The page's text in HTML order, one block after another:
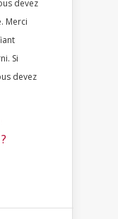
Merci
devez